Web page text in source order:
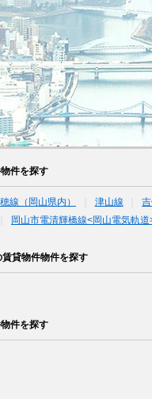
件を探す
線（岡山県内） 津山線
岡山市電清輝橋線<岡山電気軌道
貸物件物件を探す
件を探す